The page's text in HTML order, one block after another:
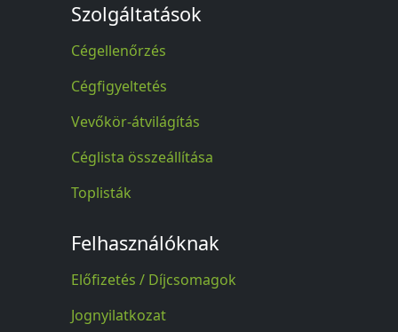
Szolgáltatások
Cégellenőrzés
Cégfigyeltetés
Vevőkör-átvilágítás
Céglista összeállítása
Toplisták
Felhasználóknak
Előfizetés / Díjcsomagok
Jognyilatkozat